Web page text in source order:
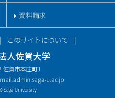
資料請求
人佐賀大学
佐賀市本庄町1
u.ac.jp
このサイトについて
Saga University